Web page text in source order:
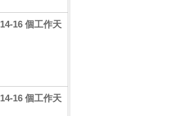
14-16 個工作天
14-16 個工作天